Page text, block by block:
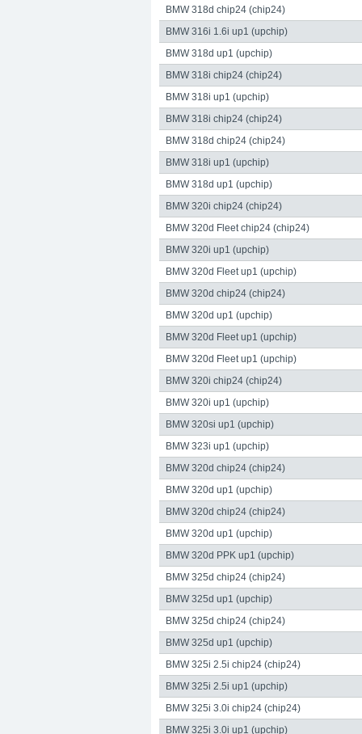
upgraded Automotive GroupInternet:
3049491
upgraded Automotive Group - das
Abgasanlagen, Bremsanlagen Motorsport
Straße:Lange Straße 51Ort:48529
Telefon:+49 49 8382-3049490
upgraded Automotive Group
Straße:Lange Straße 51Ort:
BMW 318d chip24 (chip24)
BMW 316i 1.6i up1 (upchip)
BMW 318d up1 (upchip)
BMW 318i chip24 (chip24)
BMW 318i up1 (upchip)
BMW 318i chip24 (chip24)
BMW 318d chip24 (chip24)
BMW 318i up1 (upchip)
BMW 318d up1 (upchip)
BMW 320i chip24 (chip24)
BMW 320d Fleet chip24 (chip24)
BMW 320i up1 (upchip)
BMW 320d Fleet up1 (upchip)
BMW 320d chip24 (chip24)
BMW 320d up1 (upchip)
BMW 320d Fleet up1 (upchip)
BMW 320d Fleet up1 (upchip)
BMW 320i chip24 (chip24)
BMW 320i up1 (upchip)
BMW 320si up1 (upchip)
BMW 323i up1 (upchip)
BMW 320d chip24 (chip24)
BMW 320d up1 (upchip)
BMW 320d chip24 (chip24)
BMW 320d up1 (upchip)
BMW 320d PPK up1 (upchip)
BMW 325d chip24 (chip24)
BMW 325d up1 (upchip)
BMW 325d chip24 (chip24)
BMW 325d up1 (upchip)
BMW 325i 2.5i chip24 (chip24)
BMW 325i 2.5i up1 (upchip)
BMW 325i 3.0i chip24 (chip24)
BMW 325i 3.0i up1 (upchip)